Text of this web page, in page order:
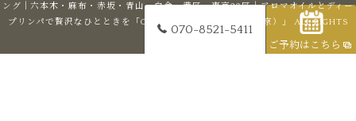
070-8521-5411
ご予約はこちら
ング｜六本木・麻布・赤坂・青山・白金・港区・東京23区｜アロマオイルとディー
プリンパで贅沢なひとときを「Camellia Tokyo（カメリア東京）」 ALL RIGHTS